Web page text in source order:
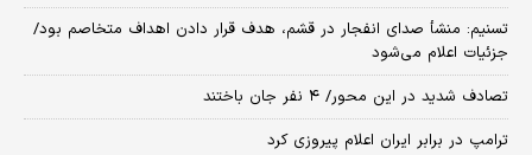
تسنیم: منشأ صدای انفجار در قشم، هدف قرار دادن اهداف متخاصم بود/
جزئیات اعلام می‌شود
تصادف شدید در این محور/ ۴ نفر جان باختند
ترامپ در برابر ایران اعلام پیروزی کرد